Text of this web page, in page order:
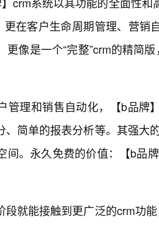
在客户生命周期管理、营销
更像是一个“完整”crm的精简
管理和销售自动化，【b品牌
、简单的报表分析等。其强大
间。永久免费的价值：【b品
段就能接触到更广泛的crm功